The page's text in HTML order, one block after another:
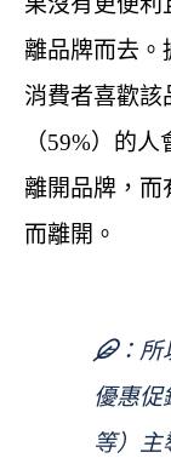
離品牌而去。
消費者喜歡該
（59%）的
離開品牌，而
而離開。
所
優惠促
等）主